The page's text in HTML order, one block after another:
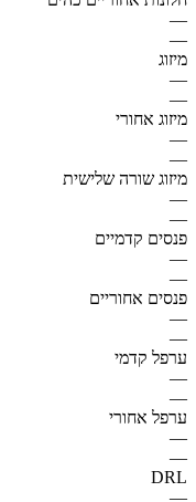
—
—
מיזוג
—
—
מיזוג אחורי
—
—
מיזוג שורה שלישית
—
—
פנסים קדמיים
—
—
פנסים אחוריים
—
—
ערפל קדמי
—
—
ערפל אחורי
—
—
DRL
—